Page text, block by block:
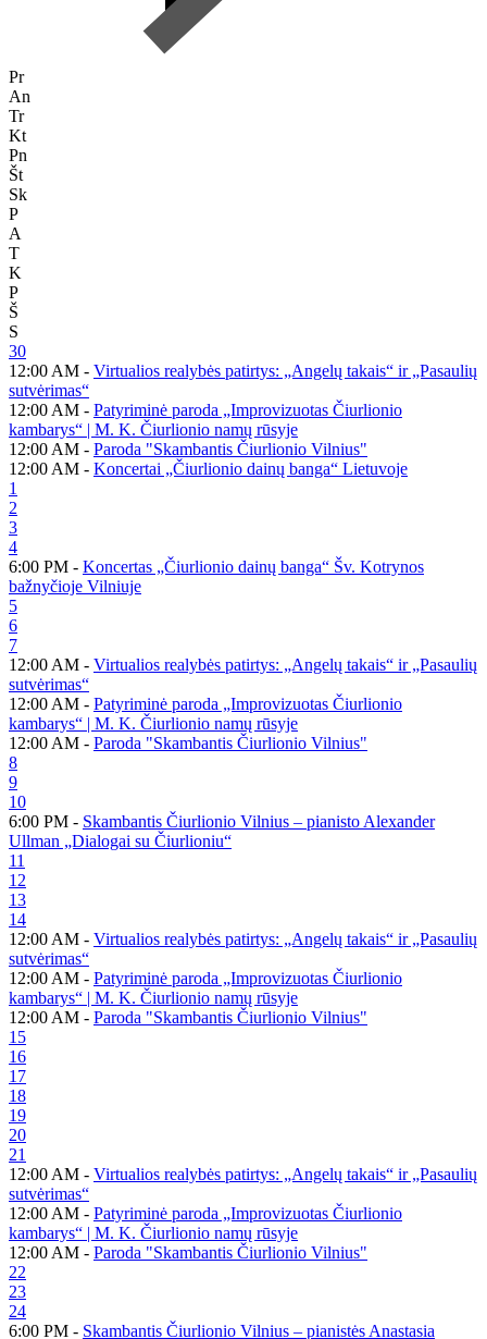
Pr
An
Tr
Kt
Pn
Št
Sk
P
A
T
K
P
Š
S
30
12:00 AM - Virtualios realybės patirtys: „Angelų takais“ ir „Pasaulių
sutvėrimas“
12:00 AM - Patyriminė paroda „Improvizuotas Čiurlionio
kambarys“ | M. K. Čiurlionio namų rūsyje
12:00 AM - Paroda "Skambantis Čiurlionio Vilnius"
12:00 AM - Koncertai „Čiurlionio dainų banga“ Lietuvoje
1
2
3
4
6:00 PM - Koncertas „Čiurlionio dainų banga“ Šv. Kotrynos
bažnyčioje Vilniuje
5
6
7
12:00 AM - Virtualios realybės patirtys: „Angelų takais“ ir „Pasaulių
sutvėrimas“
12:00 AM - Patyriminė paroda „Improvizuotas Čiurlionio
kambarys“ | M. K. Čiurlionio namų rūsyje
12:00 AM - Paroda "Skambantis Čiurlionio Vilnius"
8
9
10
6:00 PM - Skambantis Čiurlionio Vilnius – pianisto Alexander
Ullman „Dialogai su Čiurlioniu“
11
12
13
14
12:00 AM - Virtualios realybės patirtys: „Angelų takais“ ir „Pasaulių
sutvėrimas“
12:00 AM - Patyriminė paroda „Improvizuotas Čiurlionio
kambarys“ | M. K. Čiurlionio namų rūsyje
12:00 AM - Paroda "Skambantis Čiurlionio Vilnius"
15
16
17
18
19
20
21
12:00 AM - Virtualios realybės patirtys: „Angelų takais“ ir „Pasaulių
sutvėrimas“
12:00 AM - Patyriminė paroda „Improvizuotas Čiurlionio
kambarys“ | M. K. Čiurlionio namų rūsyje
12:00 AM - Paroda "Skambantis Čiurlionio Vilnius"
22
23
24
6:00 PM - Skambantis Čiurlionio Vilnius – pianistės Anastasia